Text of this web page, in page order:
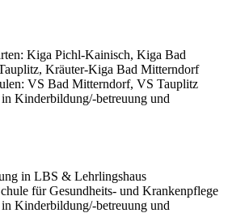
Kiga Pichl-Kainisch, Kiga Bad
Kräuter-Kiga Bad Mitterndorf
VS Bad Mitterndorf, VS Tauplitz
Kinderbildung/-betreuung und
in LBS & Lehrlingshaus
für Gesundheits- und Krankenpflege
Kinderbildung/-betreuung und